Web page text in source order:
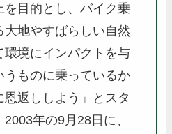
を目的とし、バイク乗
大地やすばらしい自然
環境にインパクトを与
うものに乗っているか
恩返ししよう」とスタ
年の9月28日に、